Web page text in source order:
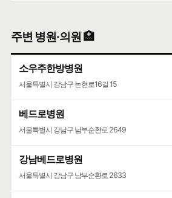
주변 병원·의원 🏥
소우주한방병원
서울특별시 강남구 논현로16길 15
베드로병원
서울특별시 강남구 남부순환로 2649
강남베드로병원
서울특별시 강남구 남부순환로 2633